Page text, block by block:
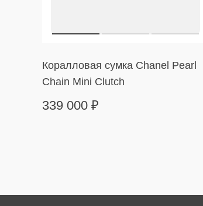
Коралловая сумка Chanel Pearl
Chain Mini Clutch
339 000 ₽